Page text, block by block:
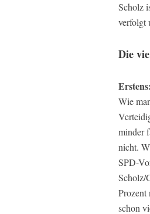
Scholz
verfolgt
Die
Wie
minder
nicht.
SPD-
Scholz/
Prozent
schon